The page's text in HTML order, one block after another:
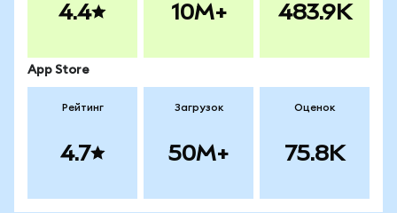
4.4 10M+ 483.9K
App Store
Рейтинг
4.7
Загрузок
50M+
Оценок
75.8K